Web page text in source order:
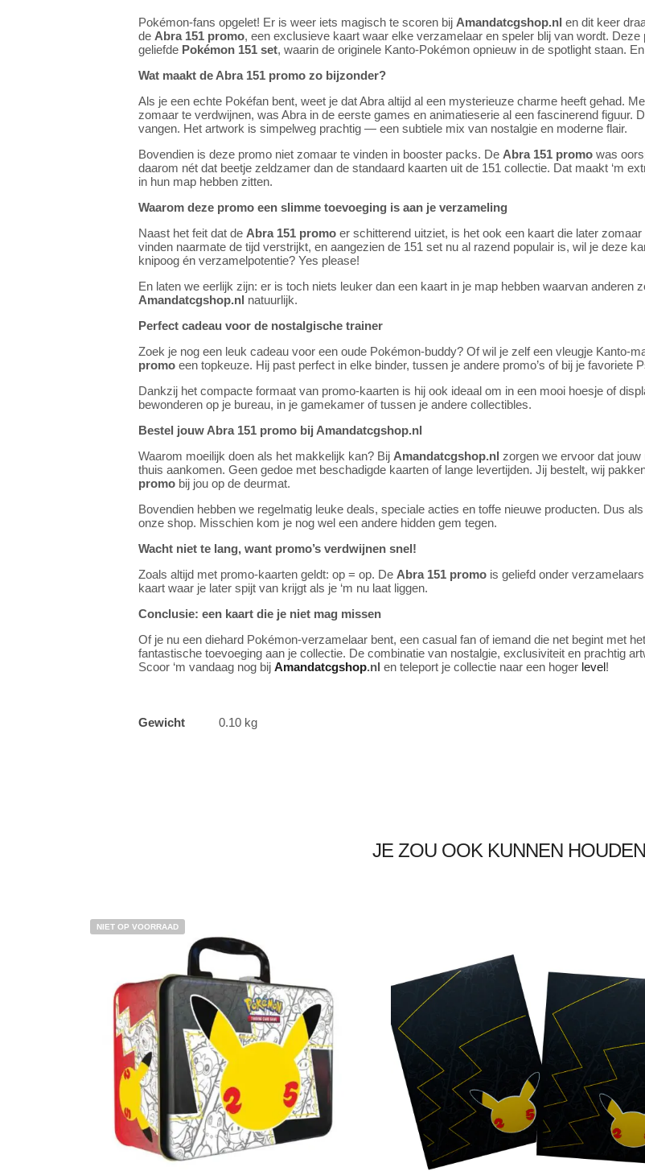
Pokémon-fans opgelet! Er is weer iets magisch te scoren bij Amandatcgshop.nl en dit keer
de Abra 151 promo, een exclusieve kaart waar elke verzamelaar en speler blij van wordt.
geliefde Pokémon 151 set, waarin de originele Kanto-Pokémon opnieuw in de spotlight staan.
Wat maakt de Abra 151 promo zo bijzonder?
Als je een echte Pokéfan bent, weet je dat Abra altijd al een mysterieuze charme heeft gehad.
zomaar te verdwijnen, was Abra in de eerste games en animatieserie al een fascinerend figuur.
vangen. Het artwork is simpelweg prachtig — een subtiele mix van nostalgie en moderne flair.
Bovendien is deze promo niet zomaar te vinden in booster packs. De Abra 151 promo was
daarom nét dat beetje zeldzamer dan de standaard kaarten uit de 151 collectie. Dat maakt ‘m
in hun map hebben zitten.
Waarom deze promo een slimme toevoeging is aan je verzameling
Naast het feit dat de Abra 151 promo er schitterend uitziet, is het ook een kaart die later
vinden naarmate de tijd verstrijkt, en aangezien de 151 set nu al razend populair is, wil je deze
knipoog én verzamelpotentie? Yes please!
En laten we eerlijk zijn: er is toch niets leuker dan een kaart in je map hebben waarvan anderen
Amandatcgshop.nl natuurlijk.
Perfect cadeau voor de nostalgische trainer
Zoek je nog een leuk cadeau voor een oude Pokémon-buddy? Of wil je zelf een vleugje Kanto-
promo een topkeuze. Hij past perfect in elke binder, tussen je andere promo’s of bij je favoriete
Dankzij het compacte formaat van promo-kaarten is hij ook ideaal om in een mooi hoesje of
bewonderen op je bureau, in je gamekamer of tussen je andere collectibles.
Bestel jouw Abra 151 promo bij Amandatcgshop.nl
Waarom moeilijk doen als het makkelijk kan? Bij Amandatcgshop.nl zorgen we ervoor dat
thuis aankomen. Geen gedoe met beschadigde kaarten of lange levertijden. Jij bestelt, wij
promo bij jou op de deurmat.
Bovendien hebben we regelmatig leuke deals, speciale acties en toffe nieuwe producten. Dus
onze shop. Misschien kom je nog wel een andere hidden gem tegen.
Wacht niet te lang, want promo’s verdwijnen snel!
Zoals altijd met promo-kaarten geldt: op = op. De Abra 151 promo is geliefd onder
kaart waar je later spijt van krijgt als je ‘m nu laat liggen.
Conclusie: een kaart die je niet mag missen
Of je nu een diehard Pokémon-verzamelaar bent, een casual fan of iemand die net begint met
fantastische toevoeging aan je collectie. De combinatie van nostalgie, exclusiviteit en prachtig
Scoor ‘m vandaag nog bij Amandatcgshop.nl en teleport je collectie naar een hoger level!
Gewicht 0.10 kg
JE ZOU OOK KUNNEN
NIET OP VOORRAAD
€3.00 €5.00